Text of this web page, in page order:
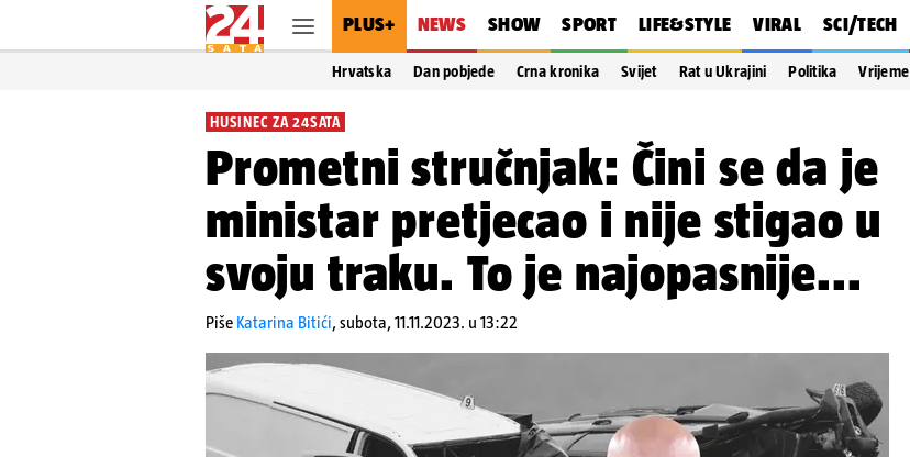
PLUS+ NEWS SHOW SPORT LIFE&STYLE VIRAL SCI/TECH
Hrvatska Dan pobjede Crna kronika Svijet Rat u Ukrajini Politika Vrijeme
HUSINEC ZA 24SATA
Prometni stručnjak: Čini se da je
ministar pretjecao i nije stigao u
svoju traku. To je najopasnije...
Piše Katarina Bitići,subota, 11.11.2023. u 13:22